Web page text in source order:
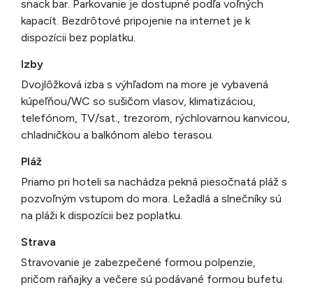
snack bar. Parkovanie je dostupné podľa voľných
kapacít. Bezdrôtové pripojenie na internet je k
dispozícii bez poplatku.
Izby
Dvojlôžková izba s výhľadom na more je vybavená
kúpeľňou/WC so sušičom vlasov, klimatizáciou,
telefónom, TV/sat., trezorom, rýchlovarnou kanvicou,
chladničkou a balkónom alebo terasou.
Pláž
Priamo pri hoteli sa nachádza pekná piesočnatá pláž s
pozvoľným vstupom do mora. Ležadlá a slnečníky sú
na pláži k dispozícii bez poplatku.
Strava
Stravovanie je zabezpečené formou polpenzie,
pričom raňajky a večere sú podávané formou bufetu.